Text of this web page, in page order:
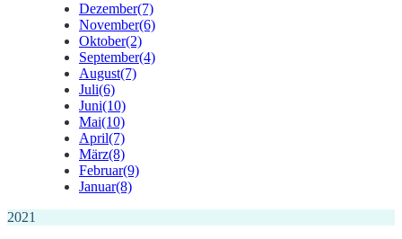
Dezember(7)
November(6)
Oktober(2)
September(4)
August(7)
Juli(6)
Juni(10)
Mai(10)
April(7)
März(8)
Februar(9)
Januar(8)
2021